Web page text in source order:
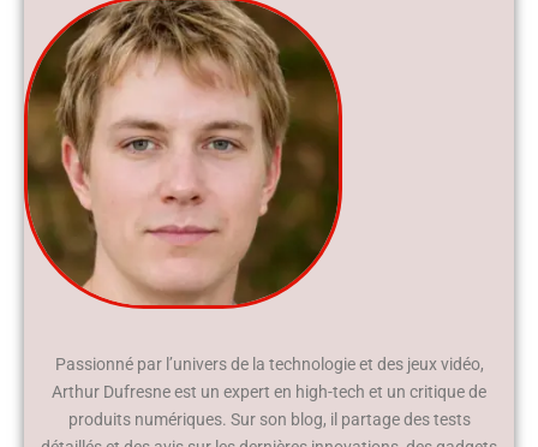
Passionné par l’univers de la technologie et des jeux vidéo,
Arthur Dufresne est un expert en high-tech et un critique de
produits numériques. Sur son blog, il partage des tests